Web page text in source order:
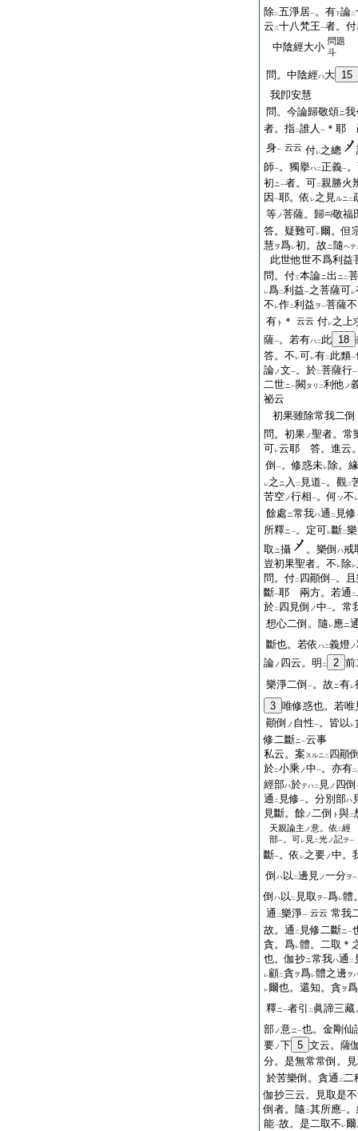
除二五淨居一。有下論二
云 二十八梵王一者。付
中陰經大小 問題
斗
問。中陰經ハ大 15
我卽安慧
問。今論歸敬頌ニ我
者。指二誰人 一
＊耶
身一 云云 付レ之總
師一。獨擧ハ二正義一
初ニ一者。可二親勝火
因 一耶。依 レ之見ルニ二
等ノ菩薩。歸
敬福
答。疑難可レ爾。但
慧ヲ爲レ初。故ニ隨ヘテ
此世他世不爲利益
問。付三本論ニ出 ニ二
レ爲二利益一之菩薩可レ
不 レ作二利益 ヲ一菩薩不
有 ト ＊ 云云 付レ之上
薩一。若有ハ二 此 18
答。不 レ可レ有二 此類一
論ノ文一。於二菩薩行一
二世ニ一闕 タリ 二利他 ノ
祕云
初果雖除常我二倒
問。初果ノ聖者。常
可レ云耶 答。進云
倒 一。修惑未レ除。緣
レ之 ニ 入 二 見道一。觀二
苦空ノ行相一。何 ソ不 レ
餘處ニ常我ハ通 二 見修
所釋ニ一。定可レ斷二
取ニ攝 。樂倒 ハ戒
豈初果聖者。不 レ除レ
問。付二 四顚倒 一。
斷一耶 兩方。若通 二
於二 四見倒 ノ中一。常
想心二倒。隨 レ應ニ
斷也。若依 ハ二義燈ノ
論ノ 四云。明 二 2 前
樂淨二倒 一。故ニ有レ
3 唯修惑也。若唯
顚倒 ノ 自性一。皆以 レ
修二斷ニ一云事
私云。案スルニ二 四顚
於二小乘 ノ中一。亦有二
經部ハ於テハ二 見ノ 四倒
通 二 見修一。分別部ハ
見斷。餘ノ二倒 ト 與二
天親論主 ノ意。依二經
部一 。可レ 見 二光ノ記ヲ一
斷一。依 レ之要ノ中。
倒 ハ 以 二邊見ノ一分ヲ一
倒 ハ 以 二 見取 ヲ一爲レ體
通 二樂淨一 云云 常我
故。通 二 見修二斷ニ一
貪。爲レ體。二取＊
也。伽抄ニ常我ハ通 二
レ顧二貪 ヲ爲レ體之邊 ヲ
レ爾也。還知。貪 ヲ爲
釋ニ一者引 二 眞諦三藏
部ノ意ニ一也。金剛仙
要ノ下 5 文云。薩
分。是無常常倒。
於苦樂倒。貪通 二二
伽抄三云。見取是
倒者。隨 二其所應一
能一故。是二取不 レ